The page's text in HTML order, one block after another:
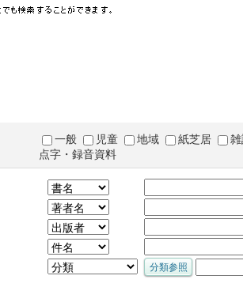
一般 児童 地域 紙芝居
点字・録音資料